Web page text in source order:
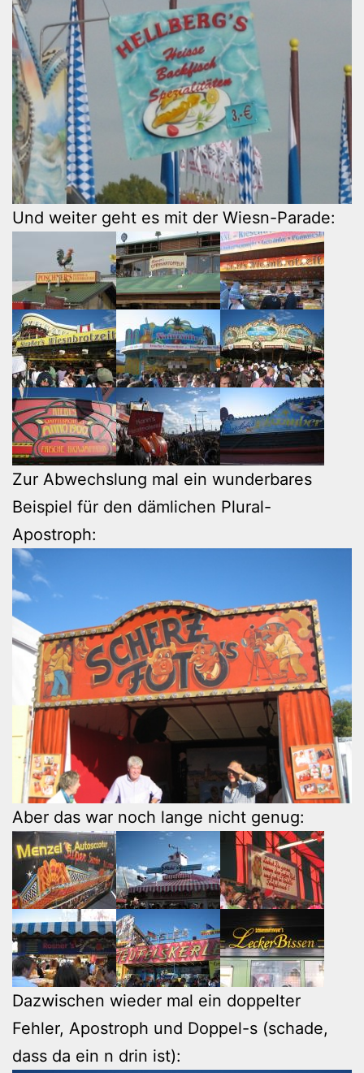
Und weiter geht es mit der Wiesn-Parade:
Zur Abwechslung mal ein wunderbares
Beispiel für den dämlichen Plural-
Apostroph:
Aber das war noch lange nicht genug:
Dazwischen wieder mal ein doppelter
Fehler, Apostroph und Doppel-s (schade,
dass da ein n drin ist):